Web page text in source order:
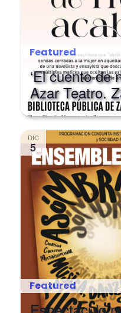
Featured
‘El cuento de
Azar Teatro.
DIC
5
Featured